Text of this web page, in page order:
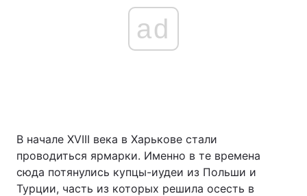
ad
В начале XVIII века в Харькове стали
проводиться ярмарки. Именно в те времена
сюда потянулись купцы-иудеи из Польши и
Турции, часть из которых решила осесть в